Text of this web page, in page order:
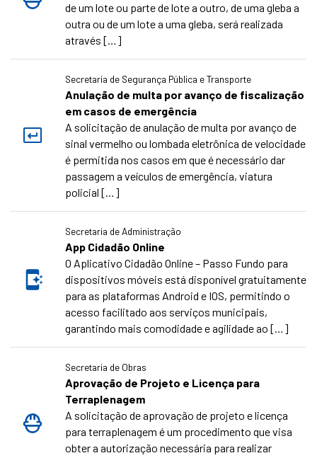
de um lote ou parte de lote a outro, de uma gleba a
outra ou de um lote a uma gleba, será realizada
através […]
Secretaria de Segurança Pública e Transporte
Anulação de multa por avanço de fiscalização
em casos de emergência
A solicitação de anulação de multa por avanço de
sinal vermelho ou lombada eletrônica de velocidade
é permitida nos casos em que é necessário dar
passagem a veículos de emergência, viatura
policial […]
Secretaria de Administração
App Cidadão Online
O Aplicativo Cidadão Online – Passo Fundo para
dispositivos móveis está disponível gratuitamente
para as plataformas Android e IOS, permitindo o
acesso facilitado aos serviços municipais,
garantindo mais comodidade e agilidade ao […]
Secretaria de Obras
Aprovação de Projeto e Licença para
Terraplenagem
A solicitação de aprovação de projeto e licença
para terraplenagem é um procedimento que visa
obter a autorização necessária para realizar